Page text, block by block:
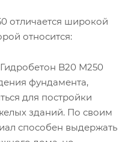
отличается широкой
относится:
B20 М250
фундамента,
для постройки
зданий. По своим
способен выдержать